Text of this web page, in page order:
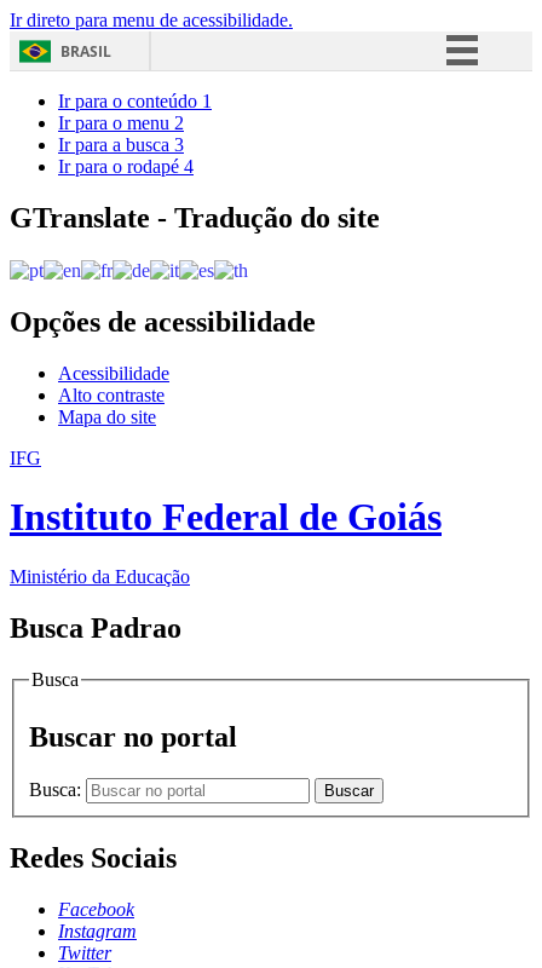
Ir direto para menu de acessibilidade.
BRASIL
Acesso à informação
Ir para o conteúdo 1
Ir para o menu 2
Ir para a busca 3
Ir para o rodapé 4
GTranslate - Tradução do site
Opções de acessibilidade
Acessibilidade
Alto contraste
Mapa do site
IFG
Instituto Federal de Goiás
Ministério da Educação
Busca Padrao
Busca
Buscar no portal
Busca: Buscar
Redes Sociais
Facebook
Instagram
Twitter